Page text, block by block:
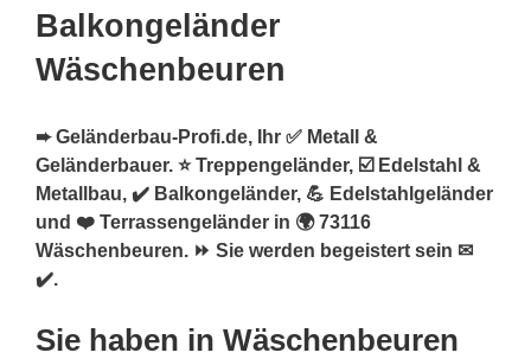
Balkongeländer
Wäschenbeuren
➨ Geländerbau-Profi.de, Ihr ✅ Metall &
Geländerbauer. ⭐ Treppengeländer, ☑️ Edelstahl &
Metallbau, ✔️ Balkongeländer, 💪 Edelstahlgeländer
und ❤️ Terrassengeländer in 🌍 73116
Wäschenbeuren. ⏩ Sie werden begeistert sein ✉
✔️.
Sie haben in Wäschenbeuren